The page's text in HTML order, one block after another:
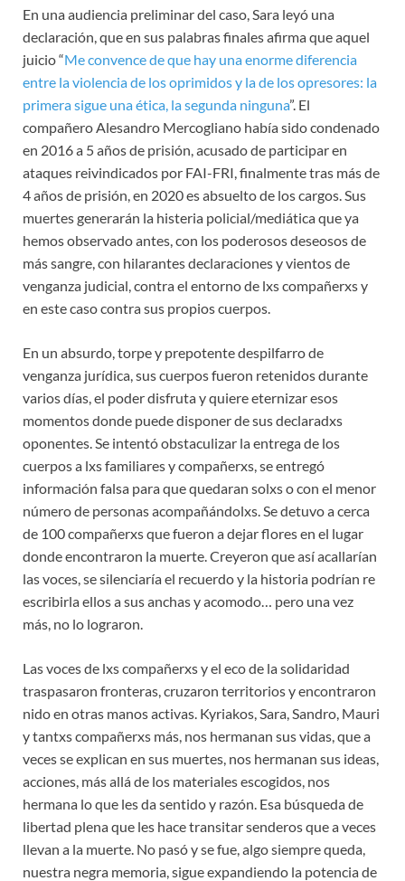
En una audiencia preliminar del caso, Sara leyó una
declaración, que en sus palabras finales afirma que aquel
juicio “Me convence de que hay una enorme diferencia
entre la violencia de los oprimidos y la de los opresores: la
primera sigue una ética, la segunda ninguna”. El
compañero Alesandro Mercogliano había sido condenado
en 2016 a 5 años de prisión, acusado de participar en
ataques reivindicados por FAI-FRI, finalmente tras más de
4 años de prisión, en 2020 es absuelto de los cargos. Sus
muertes generarán la histeria policial/mediática que ya
hemos observado antes, con los poderosos deseosos de
más sangre, con hilarantes declaraciones y vientos de
venganza judicial, contra el entorno de lxs compañerxs y
en este caso contra sus propios cuerpos.
En un absurdo, torpe y prepotente despilfarro de
venganza jurídica, sus cuerpos fueron retenidos durante
varios días, el poder disfruta y quiere eternizar esos
momentos donde puede disponer de sus declaradxs
oponentes. Se intentó obstaculizar la entrega de los
cuerpos a lxs familiares y compañerxs, se entregó
información falsa para que quedaran solxs o con el menor
número de personas acompañándolxs. Se detuvo a cerca
de 100 compañerxs que fueron a dejar flores en el lugar
donde encontraron la muerte. Creyeron que así acallarían
las voces, se silenciaría el recuerdo y la historia podrían re
escribirla ellos a sus anchas y acomodo… pero una vez
más, no lo lograron.
Las voces de lxs compañerxs y el eco de la solidaridad
traspasaron fronteras, cruzaron territorios y encontraron
nido en otras manos activas. Kyriakos, Sara, Sandro, Mauri
y tantxs compañerxs más, nos hermanan sus vidas, que a
veces se explican en sus muertes, nos hermanan sus ideas,
acciones, más allá de los materiales escogidos, nos
hermana lo que les da sentido y razón. Esa búsqueda de
libertad plena que les hace transitar senderos que a veces
llevan a la muerte. No pasó y se fue, algo siempre queda,
nuestra negra memoria, sigue expandiendo la potencia de